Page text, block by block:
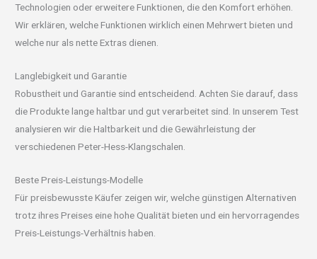
Technologien oder erweitere Funktionen, die den Komfort erhöhen.
Wir erklären, welche Funktionen wirklich einen Mehrwert bieten und
welche nur als nette Extras dienen.
Langlebigkeit und Garantie
Robustheit und Garantie sind entscheidend. Achten Sie darauf, dass
die Produkte lange haltbar und gut verarbeitet sind. In unserem Test
analysieren wir die Haltbarkeit und die Gewährleistung der
verschiedenen Peter-Hess-Klangschalen.
Beste Preis-Leistungs-Modelle
Für preisbewusste Käufer zeigen wir, welche günstigen Alternativen
trotz ihres Preises eine hohe Qualität bieten und ein hervorragendes
Preis-Leistungs-Verhältnis haben.